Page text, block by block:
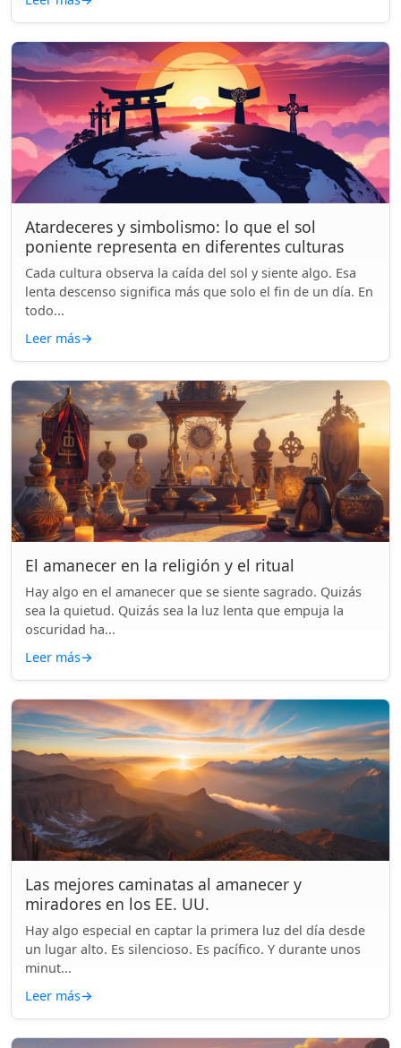
Atardeceres y simbolismo: lo que el sol
poniente representa en diferentes culturas
Cada cultura observa la caída del sol y siente algo. Esa
lenta descenso significa más que solo el fin de un día. En
todo...
Leer más→
El amanecer en la religión y el ritual
Hay algo en el amanecer que se siente sagrado. Quizás
sea la quietud. Quizás sea la luz lenta que empuja la
oscuridad ha...
Leer más→
Las mejores caminatas al amanecer y
miradores en los EE. UU.
Hay algo especial en captar la primera luz del día desde
un lugar alto. Es silencioso. Es pacífico. Y durante unos
minut...
Leer más→